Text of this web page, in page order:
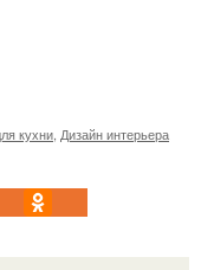
кухни Дизайн интерьера